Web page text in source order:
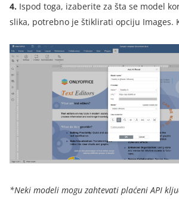
4. Ispod toga, izaberite za šta se model
slika, potrebno je štiklirati opciju Images.
*Neki modeli mogu zahtevati plaćeni API